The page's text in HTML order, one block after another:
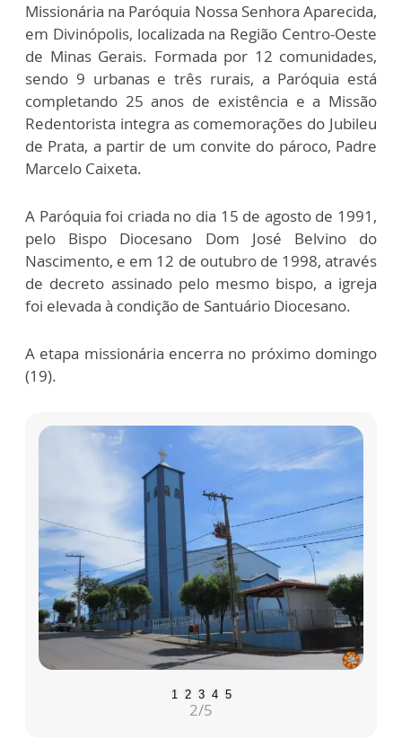
Missionária na Paróquia Nossa Senhora Aparecida,
em Divinópolis, localizada na Região Centro-Oeste
de Minas Gerais. Formada por 12 comunidades,
sendo 9 urbanas e três rurais, a Paróquia está
completando 25 anos de existência e a Missão
Redentorista integra as comemorações do Jubileu
de Prata, a partir de um convite do pároco, Padre
Marcelo Caixeta.
A Paróquia foi criada no dia 15 de agosto de 1991,
pelo Bispo Diocesano Dom José Belvino do
Nascimento, e em 12 de outubro de 1998, através
de decreto assinado pelo mesmo bispo, a igreja
foi elevada à condição de Santuário Diocesano.
A etapa missionária encerra no próximo domingo
(19).
1 2 3 4 5
2/5